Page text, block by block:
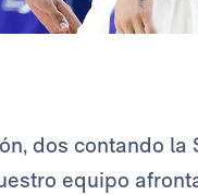
dos contando la
equipo